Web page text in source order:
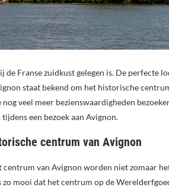
de Franse zuidkust gelegen is. De perfecte
staat bekend om het historische
veel meer bezienswaardigheden
een bezoek aan Avignon.
centrum van Avignon
centrum van Avignon worden niet zomaar
zo mooi dat het centrum op de